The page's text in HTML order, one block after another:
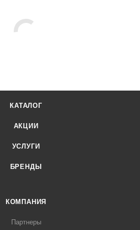
КАТАЛОГ
АКЦИИ
УСЛУГИ
БРЕНДЫ
КОМПАНИЯ
Партнеры